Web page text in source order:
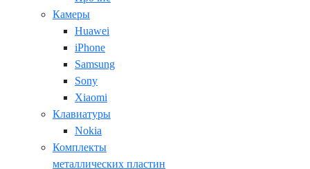
Камеры
Huawei
iPhone
Samsung
Sony
Xiaomi
Клавиатуры
Nokia
Комплекты
металлических пластин